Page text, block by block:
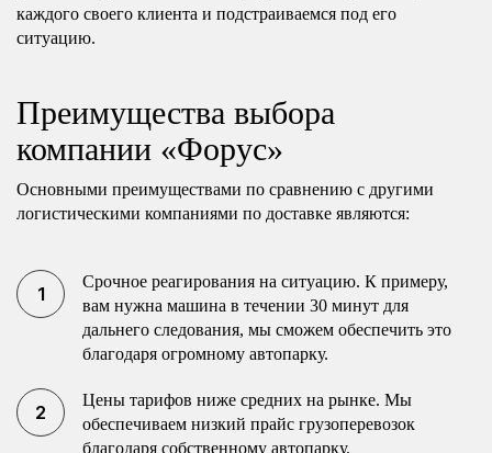
каждого своего клиента и подстраиваемся под его
ситуацию.
Преимущества выбора
компании «Форус»
Основными преимуществами по сравнению с другими
логистическими компаниями по доставке являются:
Срочное реагирования на ситуацию. К примеру,
вам нужна машина в течении 30 минут для
дальнего следования, мы сможем обеспечить это
благодаря огромному автопарку.
Цены тарифов ниже средних на рынке. Мы
обеспечиваем низкий прайс грузоперевозок
благодаря собственному автопарку.